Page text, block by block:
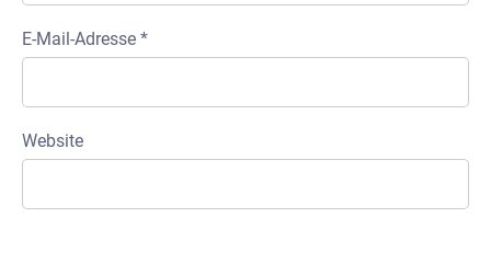
E-Mail-Adresse *
Website